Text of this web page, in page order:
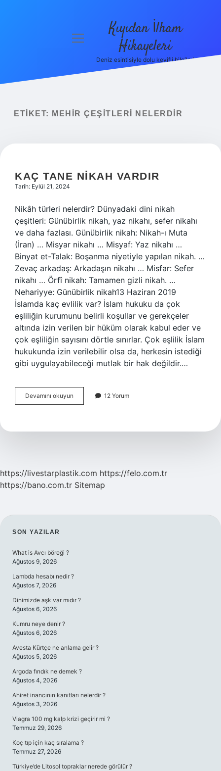
menüyü
Kıyıdan İlham
Hikayeleri
Deniz esintisiyle dolu keyifli bilgiler!
ETIKET: MEHIR ÇEŞITLERI NELERDIR
KAÇ TANE NIKAH VARDIR
Tarih: Eylül 21, 2024
Nikâh türleri nelerdir? Dünyadaki dini nikah
çeşitleri: Günübirlik nikah, yaz nikahı, sefer nikahı
ve daha fazlası. Günübirlik nikah: Nikah-ı Muta
(İran) … Misyar nikahı … Misyaf: Yaz nikahı …
Binyat et-Talak: Boşanma niyetiyle yapılan nikah. …
Zevaç arkadaş: Arkadaşın nikahı … Misfar: Sefer
nikahı … Örfî nikah: Tamamen gizli nikah. …
Nehariyye: Günübirlik nikah13 Haziran 2019
İslamda kaç evlilik var? İslam hukuku da çok
eşliliğin kurumunu belirli koşullar ve gerekçeler
altında izin verilen bir hüküm olarak kabul eder ve
çok eşliliğin sayısını dörtle sınırlar. Çok eşlilik İslam
hukukunda izin verilebilir olsa da, herkesin istediği
gibi uygulayabileceği mutlak bir hak değildir.…
Devamını okuyun
Tane
12 Yorum
https://livestarplastik.com https://felo.com.tr
https://bano.com.tr Sitemap
SIDEBAR
SON YAZILAR
What is Avcı böreği ?
Ağustos 9, 2026
Lambda hesabı nedir ?
Ağustos 7, 2026
Dinimizde aşk var mıdır ?
Ağustos 6, 2026
Kumru neye denir ?
Ağustos 6, 2026
Avesta Kürtçe ne anlama gelir ?
Ağustos 5, 2026
Argoda fındık ne demek ?
Ağustos 4, 2026
Ahiret inancının kanıtları nelerdir ?
Ağustos 3, 2026
Viagra 100 mg kalp krizi geçirir mi ?
Temmuz 29, 2026
Koç tıp için kaç sıralama ?
Temmuz 27, 2026
Türkiye’de Litosol topraklar nerede görülür ?